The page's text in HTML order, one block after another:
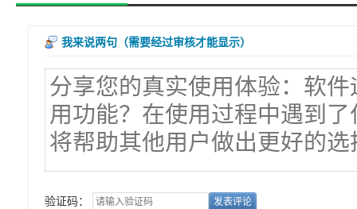
我来说两句 （需要经过审核才能显示）
验证码：